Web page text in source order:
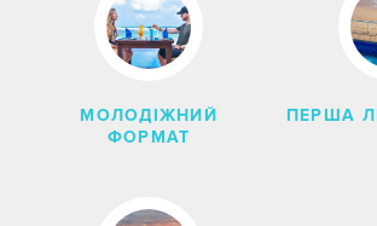
СвятаМОЛОДІЖНИЙ
ФОРМАТ
ПЕРША